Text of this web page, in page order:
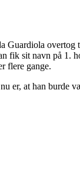
Guardiola overtog
fik sit navn på 1.
flere gange.
er, at han burde